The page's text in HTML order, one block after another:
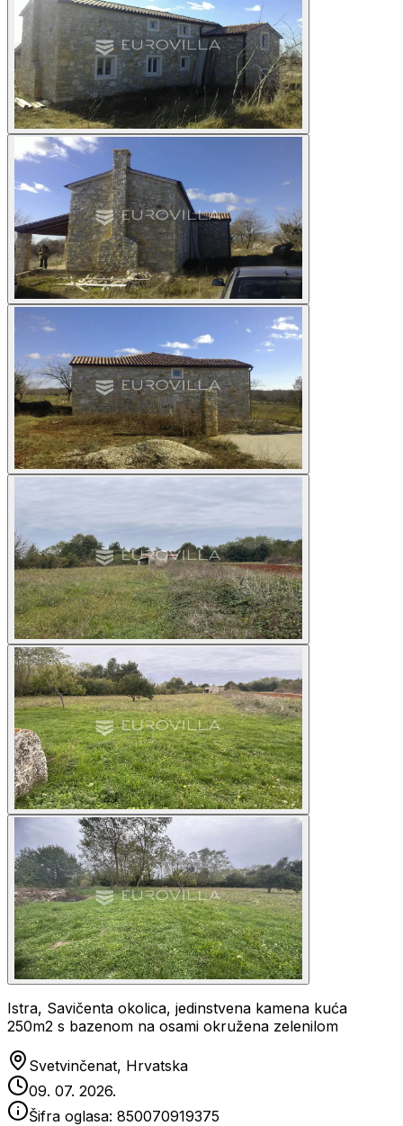
Istra, Savičenta okolica, jedinstvena kamena kuća
250m2 s bazenom na osami okružena zelenilom
Svetvinčenat, Hrvatska
09. 07. 2026.
Šifra oglasa: 850070919375